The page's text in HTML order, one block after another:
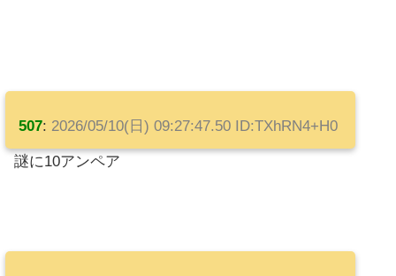
507: 2026/05/10(日) 09:27:47.50 ID:TXhRN4+H0
謎に10アンペア